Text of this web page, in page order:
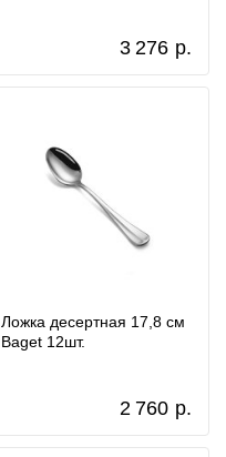
3 276 р.
Ложка десертная 17,8 см
Baget 12шт.
2 760 р.